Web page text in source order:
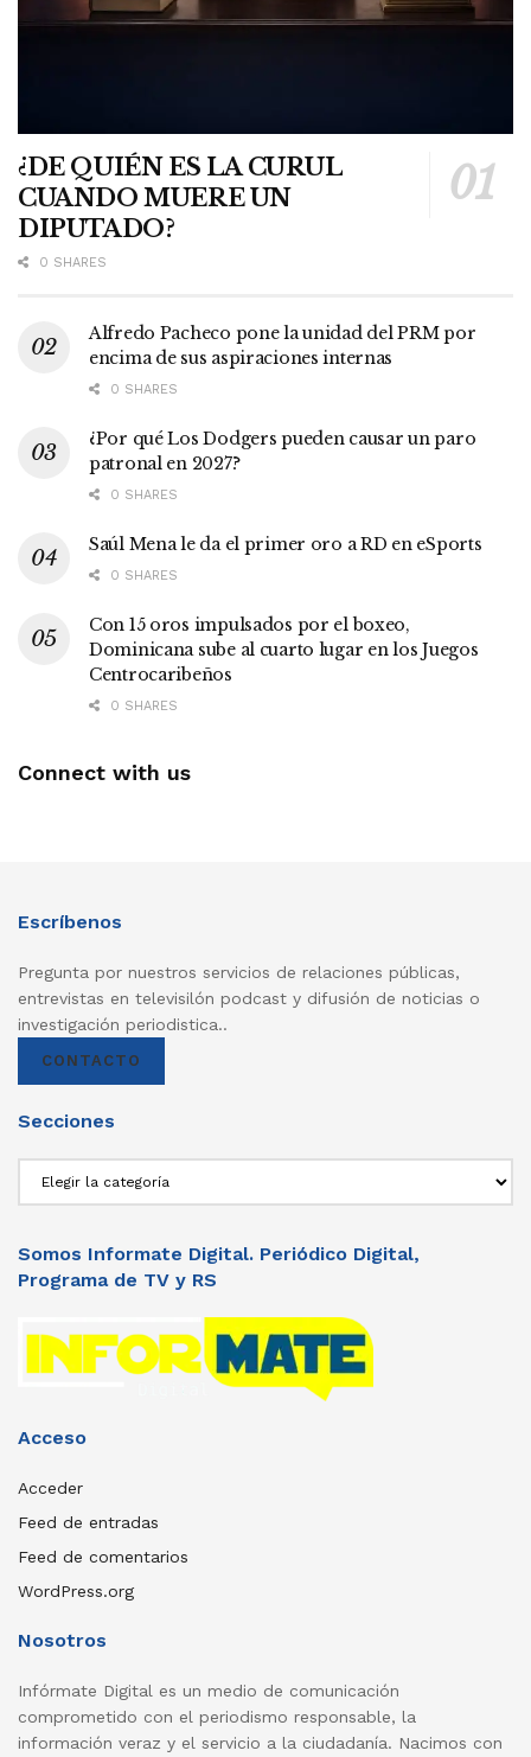
¿DE QUIÉN ES LA CURUL
CUANDO MUERE UN
DIPUTADO?
0 SHARES
Alfredo Pacheco pone la unidad del PRM por
encima de sus aspiraciones internas
0 SHARES
¿Por qué Los Dodgers pueden causar un paro
patronal en 2027?
0 SHARES
Saúl Mena le da el primer oro a RD en eSports
0 SHARES
Con 15 oros impulsados por el boxeo,
Dominicana sube al cuarto lugar en los Juegos
Centrocaribeños
0 SHARES
Connect with us
Escríbenos
Pregunta por nuestros servicios de relaciones públicas,
entrevistas en televisilón podcast y difusión de noticias o
investigación periodistica..
CONTACTO
Secciones
Somos Informate Digital. Periódico Digital,
Programa de TV y RS
Acceso
Acceder
Feed de entradas
Feed de comentarios
WordPress.org
Nosotros
Infórmate Digital es un medio de comunicación
comprometido con el periodismo responsable, la
información veraz y el servicio a la ciudadanía. Nacimos con